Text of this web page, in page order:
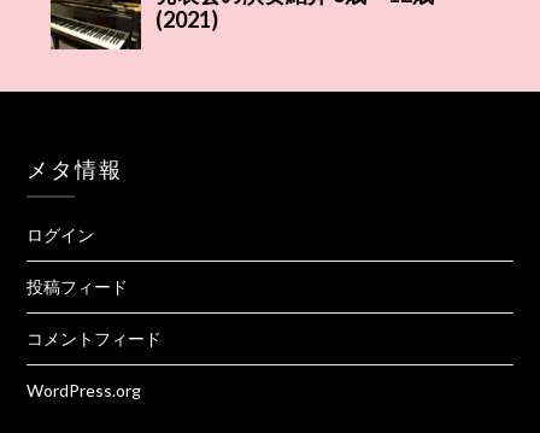
メタ情報
ログイン
投稿フィード
コメントフィード
WordPress.org